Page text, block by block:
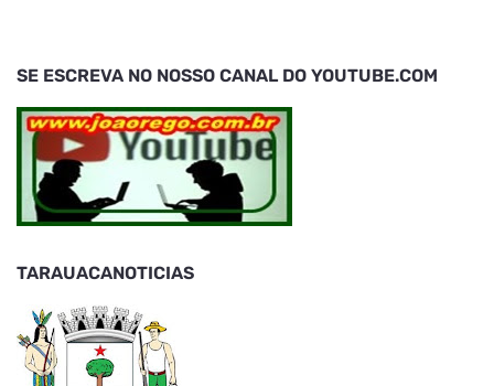
SE ESCREVA NO NOSSO CANAL DO YOUTUBE.COM
TARAUACANOTICIAS